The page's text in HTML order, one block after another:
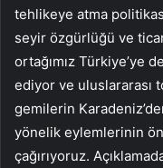
tehlikeye atma
seyir özgürlüğü ve
ortağımız Türkiye’ye
ediyor ve uluslararası
gemilerin
yönelik eylemlerinin
çağırıyoruz.